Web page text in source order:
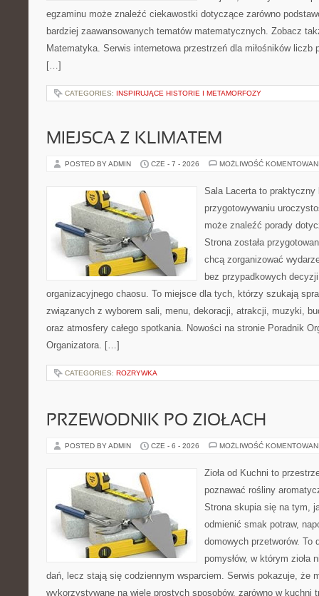
egzaminu może znaleźć ciekawostki dotyczące zarówno
bardziej zaawansowanych tematów matematycznych. Zobacz
Matematyka. Serwis internetowa przestrzeń dla miłośników liczb
[…]
CATEGORIES: INSPIRUJĄCE HISTORIE I METAMORFOZY
MIEJSCA Z KLIMATEM
POSTED BY ADMIN CZE - 7 - 2026 MOŻLIWOŚĆ
Sala Lacerta to praktyczny
przygotowywaniu
może znaleźć porady
Strona została
chcą zorganizować
bez przypadkowych
organizacyjnego chaosu. To miejsce dla tych, którzy szukają
związanych z wyborem sali, menu, dekoracji, atrakcji, muzyki,
oraz atmosfery całego spotkania. Nowości na stronie Poradnik
Organizatora. […]
CATEGORIES: ROZRYWKA
PRZEWODNIK PO ZIOŁACH
POSTED BY ADMIN CZE - 6 - 2026 MOŻLIWOŚĆ
Zioła od Kuchni to
poznawać rośliny
Strona skupia się na tym,
odmienić smak potraw,
domowych przetworów. To
pomysłów, w którym zioła
dań, lecz stają się codziennym wsparciem. Serwis pokazuje, że
wykorzystywane na wiele prostych sposobów, zarówno w kuchni